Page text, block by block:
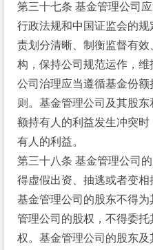
第三十七条 基金管理公司
行政法规和中国证监会的
责划分清晰、制衡监督有
构，保持公司规范运作，维
公司治理应当遵循基金份
则。基金管理公司及其股
额持有人的利益发生冲突
有人的利益。
第三十八条 基金管理公司
得虚假出资、抽逃或者变相
基金管理公司的股东不得
管理公司的股权，不得委
权。基金管理公司的股东